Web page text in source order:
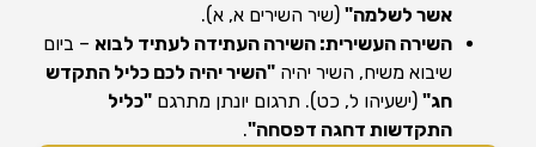
אשר לשלמה"(שיר השירים א, א).
השירה העשירית: השירה העתידה לעתיד לבוא – ביום
שיבוא משיח, השיר יהיה"השיר יהיה לכם כליל התקדש
(ישעיהו ל, כט). תרגום יונתן מתרגם"כליל
התקדשות דחגה דפסחה".